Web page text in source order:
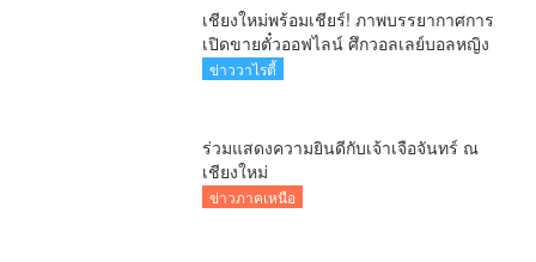
เชียงใหม่พร้อมเชียร์! ภาพบรรยากาศการ
เปิดขายตั๋วออฟไลน์ ศึกวอลเลย์บอลหญิง
‘BYD DMI 6th SEA V Cup’ 6 ส.ค. นี้ รวม
ข่าววาไรตี้
ร่วมแสดงความยินดีกับเจ้าเจือจันทร์ ณ
เชียงใหม่
ข่าวภาคเหนือ